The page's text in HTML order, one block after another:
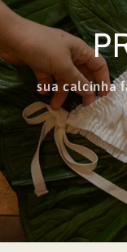
feita por